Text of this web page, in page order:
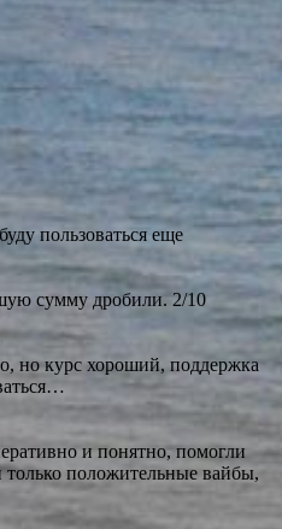
пользоваться еще
сумму дробили. 2/10
но курс хороший, поддержка
и понятно, помогли
положительные вайбы,